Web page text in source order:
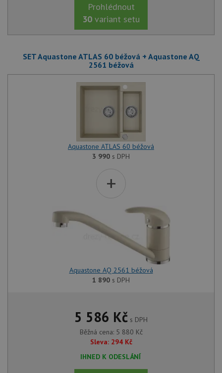
Prohlédnout
30 variant setu
SET Aquastone ATLAS 60 béžová + Aquastone AQ
2561 béžová
Aquastone ATLAS 60 béžová
3 990 s DPH
+
Aquastone AQ 2561 béžová
1 890 s DPH
5 586 Kč s DPH
Běžná cena: 5 880 Kč
Sleva: 294 Kč
IHNED K ODESLÁNÍ